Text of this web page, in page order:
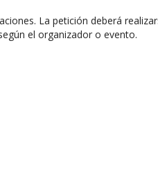
La petición deberá
el organizador o evento.